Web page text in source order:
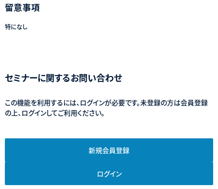
留意事項
特になし
セミナーに関するお問い合わせ
この機能を利用するには、ログインが必要です。未登録の方は会員登録
の上、ログインしてご利用ください。
新規会員登録
ログイン